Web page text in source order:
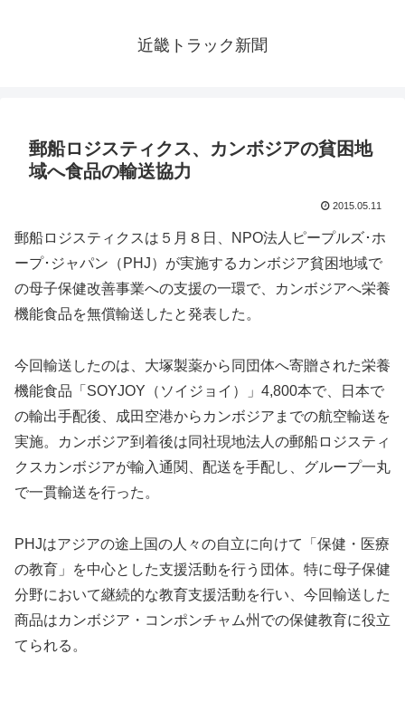
近畿トラック新聞
郵船ロジスティクス、カンボジアの貧困地
域へ食品の輸送協力
2015.05.11
郵船ロジスティクスは５月８日、NPO法人ピープルズ･ホ
ープ･ジャパン（PHJ）が実施するカンボジア貧困地域で
の母子保健改善事業への支援の一環で、カンボジアへ栄養
機能食品を無償輸送したと発表した。
今回輸送したのは、大塚製薬から同団体へ寄贈された栄養
機能食品「SOYJOY（ソイジョイ）」4,800本で、日本で
の輸出手配後、成田空港からカンボジアまでの航空輸送を
実施。カンボジア到着後は同社現地法人の郵船ロジスティ
クスカンボジアが輸入通関、配送を手配し、グループ一丸
で一貫輸送を行った。
PHJはアジアの途上国の人々の自立に向けて「保健・医療
の教育」を中心とした支援活動を行う団体。特に母子保健
分野において継続的な教育支援活動を行い、今回輸送した
商品はカンボジア・コンポンチャム州での保健教育に役立
てられる。